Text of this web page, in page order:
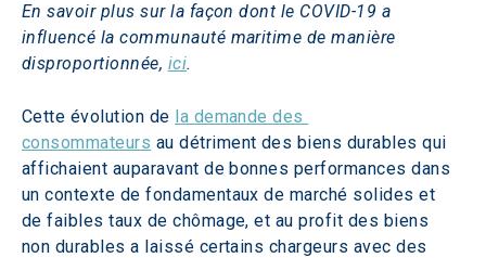
En savoir plus sur la façon dont le COVID-19 a
influencé la communauté maritime de manière
disproportionnée, ici.
Cette évolution de la demande des
consommateurs au détriment des biens durables qui
affichaient auparavant de bonnes performances dans
un contexte de fondamentaux de marché solides et
de faibles taux de chômage, et au profit des biens
non durables a laissé certains chargeurs avec des